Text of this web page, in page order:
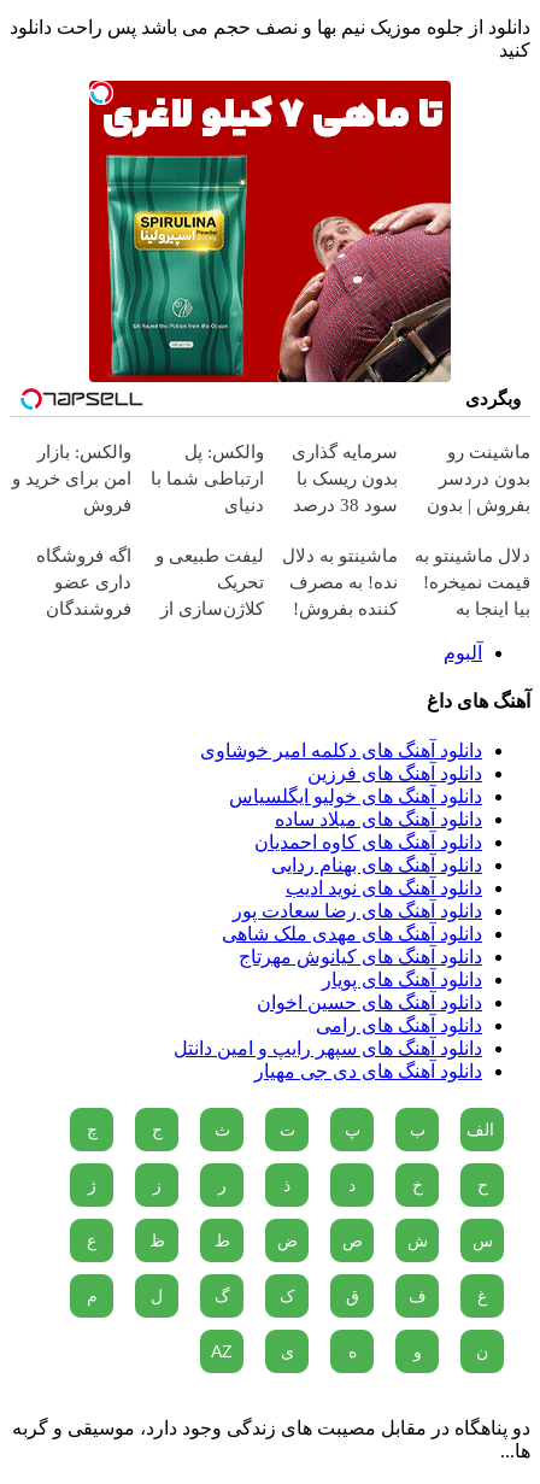
دانلود از جلوه موزیک نیم بها و نصف حجم می باشد پس راحت دانلود
کنید
وبگردی
ماشینت رو
بدون دردسر
بفروش | بدون
سرمایه گذاری
بدون ریسک با
سود 38 درصد
والکس: پل
ارتباطی شما با
دنیای
دیجیتال
والکس: بازار
امن برای خرید و
فروش
دیجیتال
دلال ماشینتو به
قیمت نمیخره!
بیا اینجا به
بفروش*فقط
خریدار واقعی*
ماشینتو به دلال
نده! به مصرف
کننده بفروش!
لیفت طبیعی و
تحریک
کلاژن‌سازی از
اگه فروشگاه
داری عضو
فروشندگان
آلبوم
آهنگ های داغ
دانلود آهنگ های دکلمه امیر خوشاوی
دانلود آهنگ های فرزین
دانلود آهنگ های خولیو ایگلسیاس
دانلود آهنگ های میلاد ساده
دانلود آهنگ های کاوه احمدیان
دانلود آهنگ های بهنام ردایی
دانلود آهنگ های نوید ادیب
دانلود آهنگ های رضا سعادت پور
دانلود آهنگ های مهدی ملک شاهی
دانلود آهنگ های کیانوش مهرتاج
دانلود آهنگ های پویار
دانلود آهنگ های حسین اخوان
دانلود آهنگ های رامی
دانلود آهنگ های سپهر رایپ و امین دانتل
دانلود آهنگ های دی جی مهیار
الف ب پ ت ث ج چ
ح خ د ذ ر ز ژ
س ش ص ض ط ظ ع
غ ف ق ک گ ل م
ن و ه ی AZ
دو پناهگاه در مقابل مصیبت های زندگی وجود دارد، موسیقی و گربه
ها...